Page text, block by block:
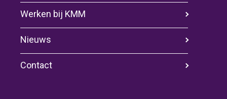
Werken bij KMM
Nieuws
Contact